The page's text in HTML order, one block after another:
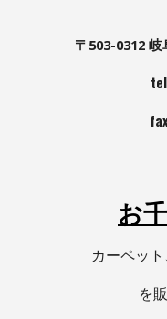
〒503-0312
お
カーペッ
を